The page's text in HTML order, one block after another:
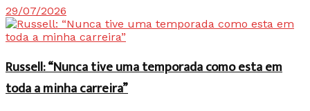
29/07/2026
Russell: “Nunca tive uma temporada como esta em
toda a minha carreira”